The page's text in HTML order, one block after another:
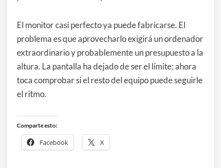
El monitor casi perfecto ya puede fabricarse. El
problema es que aprovecharlo exigirá un ordenador
extraordinario y probablemente un presupuesto a la
altura. La pantalla ha dejado de ser el límite; ahora
toca comprobar si el resto del equipo puede seguirle
el ritmo.
Comparte esto:
Facebook X